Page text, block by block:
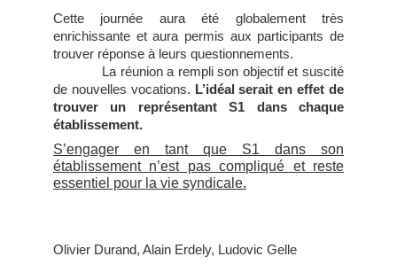
Cette journée aura été globalement très
enrichissante et aura permis aux participants de
trouver réponse à leurs questionnements.
La réunion a rempli son objectif et suscité
de nouvelles vocations. L’idéal serait en effet de
trouver un représentant S1 dans chaque
établissement.
S’engager en tant que S1 dans son
établissement n’est pas compliqué et reste
essentiel pour la vie syndicale.
Olivier Durand, Alain Erdely, Ludovic Gelle